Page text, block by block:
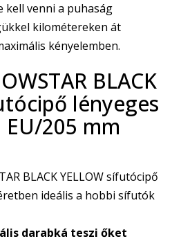
kell venni a puhaság
kilométereken át
kényelemben.
BLACK
lényeges
205 mm
BLACK YELLOW sífutócipő
ideális a hobbi sífutók
darabká teszi őket